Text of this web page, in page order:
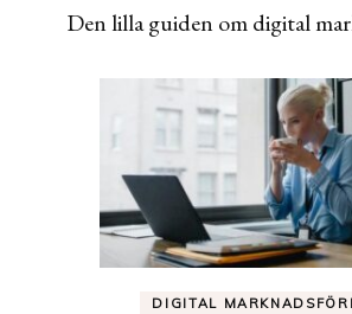
Den lilla guiden om digital
DIGITAL